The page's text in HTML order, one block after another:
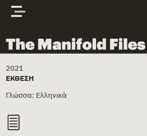
Skip to content
The Manifold Files
Main Page Content
2021
ΕΚΘΕΣΗ
Γλώσσα: Ελληνικά